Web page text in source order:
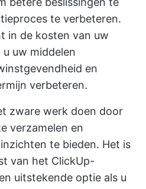
te verbeteren.
in de kosten van uw
uw middelen
en
verbeteren.
zware werk doen door
verzamelen en
te bieden. Het is
van het ClickUp-
uitstekende optie als u